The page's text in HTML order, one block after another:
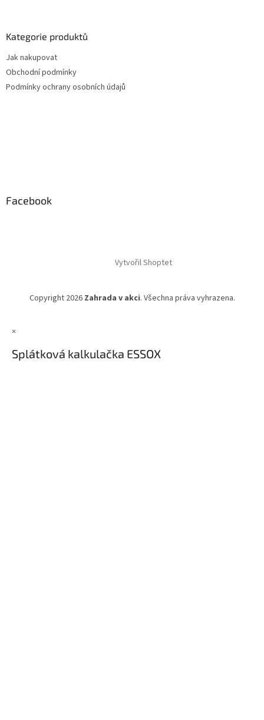
Kategorie produktů
Jak nakupovat
Obchodní podmínky
Podmínky ochrany osobních údajů
Facebook
Vytvořil Shoptet
Copyright 2026 Zahrada v akci. Všechna práva vyhrazena.
×
Splátková kalkulačka ESSOX